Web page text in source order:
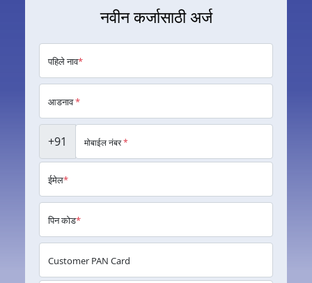
नवीन कर्जासाठी अर्ज
पहिले नाव*
आडनाव*
+91 मोबाईल नंबर*
ईमेल*
पिन कोड*
Customer PAN Card